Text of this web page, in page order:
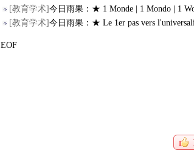
[教育学术]今日雨果：★ 1 Monde | 1 Mondo | 1
[教育学术]今日雨果：★ Le 1er pas vers
EOF